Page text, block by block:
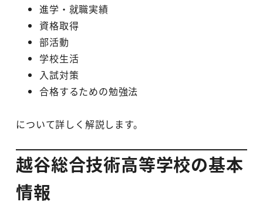
進学・就職実績
資格取得
部活動
学校生活
入試対策
合格するための勉強法
について詳しく解説します。
越谷総合技術高等学校の基本
情報